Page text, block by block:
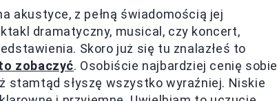
akustyce, z pełną świadomością jej
dramatyczny, musical, czy koncert,
Skoro już się tu znalazłeś to
zobaczyć. Osobiście najbardziej cenię sobie
stamtąd słyszę wszystko wyraźniej. Niskie